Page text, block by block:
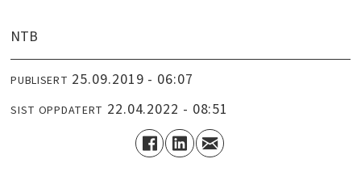
NTB
PUBLISERT 25.09.2019 - 06:07
SIST OPPDATERT 22.04.2022 - 08:51